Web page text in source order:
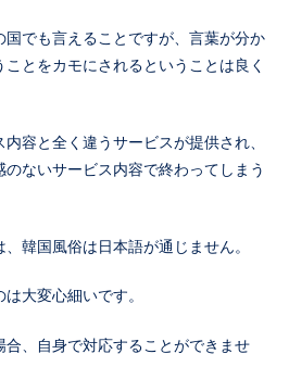
でも言えることですが、言葉が分か
とをカモにされるということは良く
容と全く違うサービスが提供され、
ないサービス内容で終わってしまう
韓国風俗は日本語が通じません。
大変心細いです。
合、自身で対応することができませ